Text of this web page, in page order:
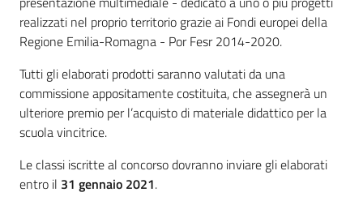
realizzati nel proprio territorio grazie ai Fondi europei della
Regione Emilia-Romagna - Por Fesr 2014-2020.
Tutti gli elaborati prodotti saranno valutati da una
commissione appositamente costituita, che assegnerà un
ulteriore premio per l’acquisto di materiale didattico per la
scuola vincitrice.
Le classi iscritte al concorso dovranno inviare gli elaborati
entro il 31 gennaio 2021.